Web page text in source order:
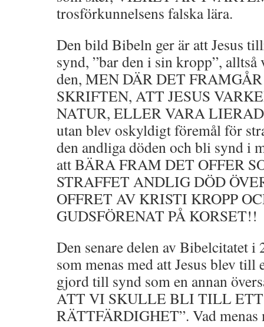
trosförkunnelsens falska lära.
Den bild Bibeln ger är att Jesus
synd, ”bar den i sin kropp”,
den, MEN DÄR DET
SKRIFTEN, ATT JESUS
NATUR, ELLER VARA
utan blev oskyldigt föremål för
den andliga döden och bli synd i
att BÄRA FRAM DET OFFER
STRAFFET ANDLIG DÖD
OFFRET AV KRISTI KROPP
GUDSFÖRENAT PÅ KORSET!!
Den senare delen av Bibelcitatet
som menas med att Jesus blev
gjord till synd som en annan
ATT VI SKULLE BLI TILL
RÄTTFÄRDIGHET”. Vad menas